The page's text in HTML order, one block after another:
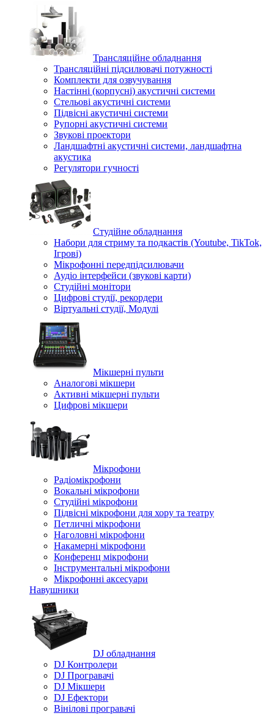
Трансляційне обладнання
Трансляційні підсилювачі потужності
Комплекти для озвучування
Настінні (корпусні) акустичні системи
Стельові акустичні системи
Підвісні акустичні системи
Рупорні акустичні системи
Звукові проектори
Ландшафтні акустичні системи, ландшафтна
акустика
Регулятори гучності
Студійне обладнання
Набори для стриму та подкастів (Youtube, TikTok,
Ігрові)
Мікрофонні передпідсилювачи
Аудіо інтерфейси (звукові карти)
Студійні монітори
Цифрові студії, рекордери
Віртуальні студії, Модулі
Мікшерні пульти
Аналогові мікшери
Активні мікшерні пульти
Цифрові мікшери
Мікрофони
Радіомікрофони
Вокальні мікрофони
Студійні мікрофони
Підвісні мікрофони для хору та театру
Петличні мікрофони
Наголовні мікрофони
Накамерні мікрофони
Конференц мікрофони
Iнструментальні мікрофони
Мікрофонні аксесуари
Навушники
DJ обладнання
DJ Контролери
DJ Програвачі
DJ Мікшери
DJ Ефектори
Вінілові програвачі